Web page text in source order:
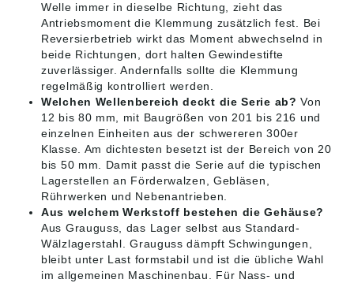
Welle immer in dieselbe Richtung, zieht das
Antriebsmoment die Klemmung zusätzlich fest. Bei
Reversierbetrieb wirkt das Moment abwechselnd in
beide Richtungen, dort halten Gewindestifte
zuverlässiger. Andernfalls sollte die Klemmung
regelmäßig kontrolliert werden.
Welchen Wellenbereich deckt die Serie ab? Von
12 bis 80 mm, mit Baugrößen von 201 bis 216 und
einzelnen Einheiten aus der schwereren 300er
Klasse. Am dichtesten besetzt ist der Bereich von 20
bis 50 mm. Damit passt die Serie auf die typischen
Lagerstellen an Förderwalzen, Gebläsen,
Rührwerken und Nebenantrieben.
Aus welchem Werkstoff bestehen die Gehäuse?
Aus Grauguss, das Lager selbst aus Standard-
Wälzlagerstahl. Grauguss dämpft Schwingungen,
bleibt unter Last formstabil und ist die übliche Wahl
im allgemeinen Maschinenbau. Für Nass- und